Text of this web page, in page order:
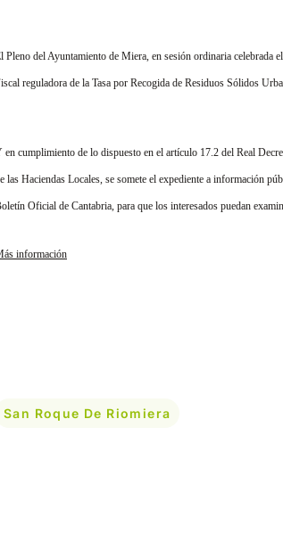
Pleno del Ayuntamiento de Miera, en sesión ordinaria celebrada
reguladora de la Tasa por Recogida de Residuos Sólidos
en cumplimiento de lo dispuesto en el artículo 17.2 del Real
las Haciendas Locales, se somete el expediente a información
Oficial de Cantabria, para que los interesados puedan
información
San Roque De Riomiera